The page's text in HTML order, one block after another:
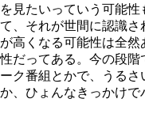
を見たいっていう可能
て、それが世間に認識
が高くなる可能性は全
性だってある。今の段階
ーク番組とかで、うる
か、ひょんなきっかけで